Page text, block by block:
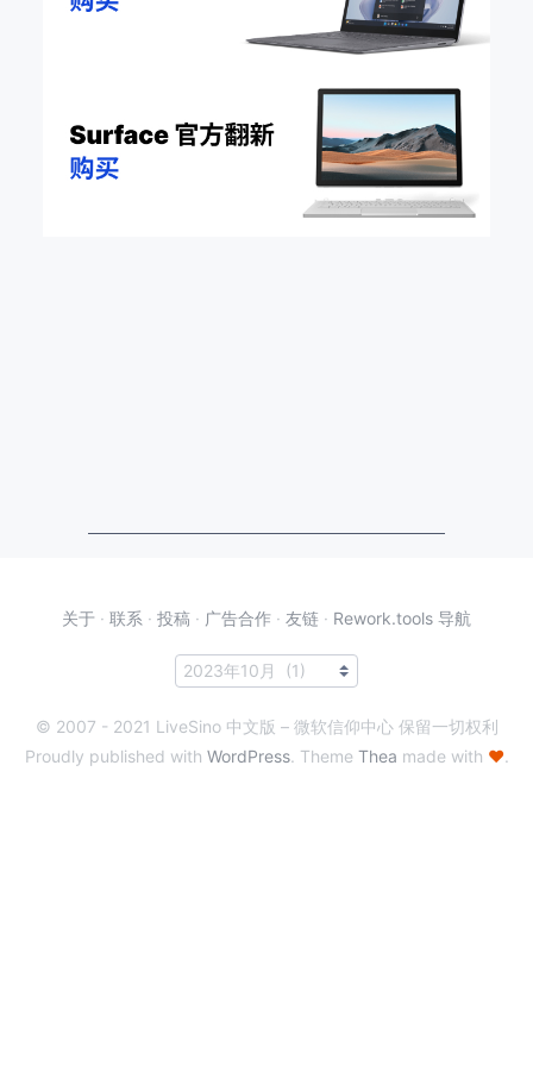
关于 · 联系 · 投稿 · 广告合作 · 友链 · Rework.tools 导航
© 2007 - 2021 LiveSino 中文版 – 微软信仰中心 保留一切权利
Proudly published with WordPress. Theme Thea made with ♥.